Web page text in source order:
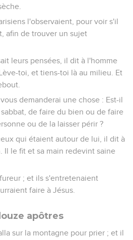
l'observaient, pour voir s'il
afin de trouver un sujet
leurs pensées, il dit à l'homme
toi, et tiens-toi là au milieu. Et
demanderai une chose : Est-il
de faire du bien ou de faire
ou de la laisser périr ?
qui étaient autour de lui, il dit à
Il le fit et sa main redevint saine
; et ils s'entretenaient
faire à Jésus.
apôtres
sur la montagne pour prier ; et il